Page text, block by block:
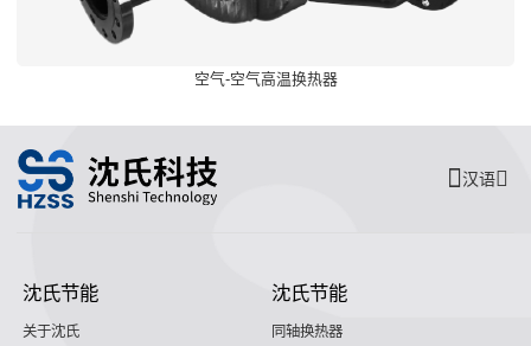
空气-空气高温换热器
汉语
沈氏节能
关于沈氏
沈氏节能
同轴换热器